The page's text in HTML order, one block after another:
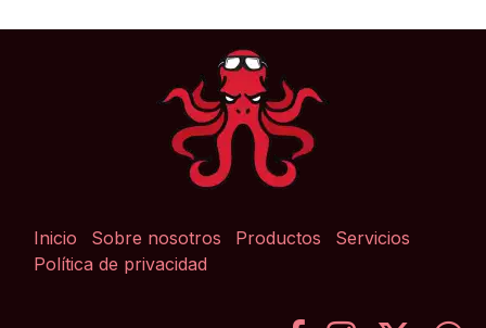
Inicio Sobre nosotros Productos
Servicios
Política de privacidad